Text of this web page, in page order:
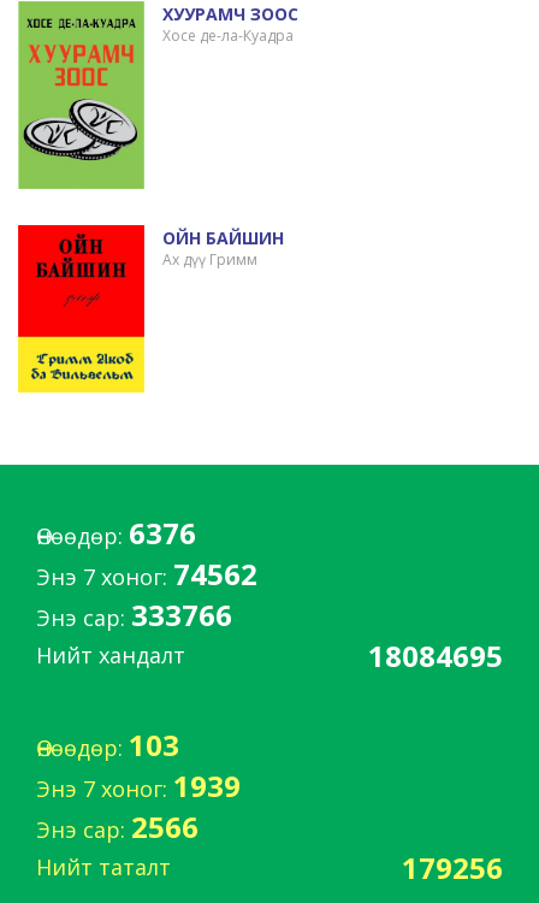
ХУУРАМЧ ЗООС
Хосе де-ла-Куадра
ОЙН БАЙШИН
Ах дүү Гримм
Өнөөдөр: 6376
Энэ 7 хоног: 74562
Энэ сар: 333766
Нийт хандалт 18084695
Өнөөдөр: 103
Энэ 7 хоног: 1939
Энэ сар: 2566
Нийт таталт 179256